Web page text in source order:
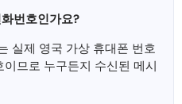
번호인가요?
실제 영국 가상 휴대폰 번호
므로 누구든지 수신된 메시